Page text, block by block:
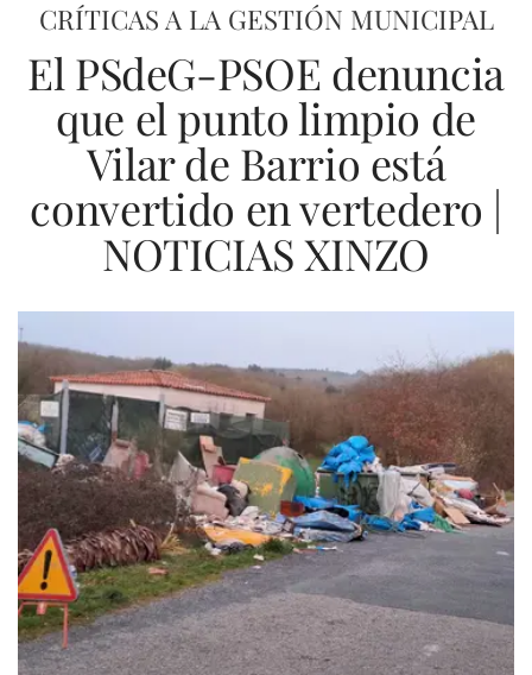
CRÍTICAS A LA GESTIÓN MUNICIPAL
El PSdeG-PSOE denuncia
que el punto limpio de
Vilar de Barrio está
convertido en vertedero |
NOTICIAS XINZO